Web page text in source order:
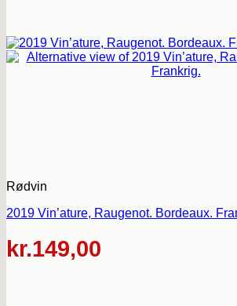
Rødvin
2019 Vin’ature, Raugenot. Bordeaux.
kr.149,00